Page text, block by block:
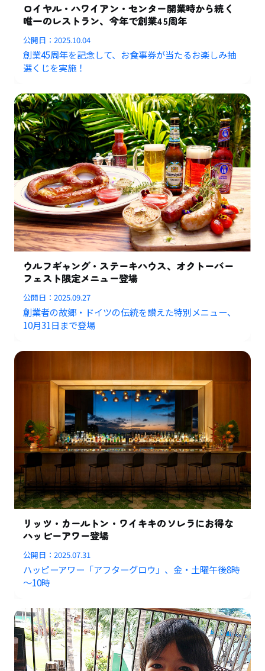
ロイヤル・ハワイアン・センター開業時から続く
唯一のレストラン、今年で創業45周年
公開日：2025.10.04
創業45周年を記念して、お食事券が当たるお楽しみ抽
選くじを実施！
ウルフギャング・ステーキハウス、オクトーバー
フェスト限定メニュー登場
公開日：2025.09.27
創業者の故郷・ドイツの伝統を讃えた特別メニュー、
10月31日まで登場
リッツ・カールトン・ワイキキのソレラにお得な
ハッピーアワー登場
公開日：2025.07.31
ハッピーアワー「アフターグロウ」、金・土曜午後8時
～10時